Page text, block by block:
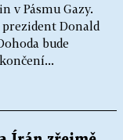
v Pásmu Gazy.
Donald
bude